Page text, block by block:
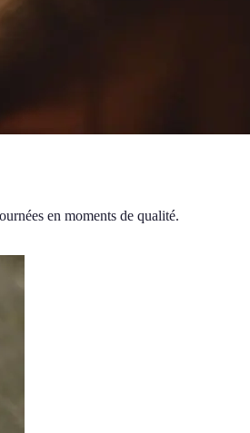
en moments de qualité.